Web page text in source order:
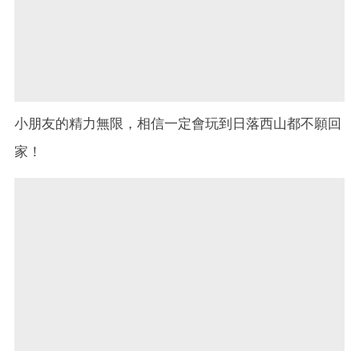
小朋友的精力無限，相信一定會玩到日落西山都不願回
家！